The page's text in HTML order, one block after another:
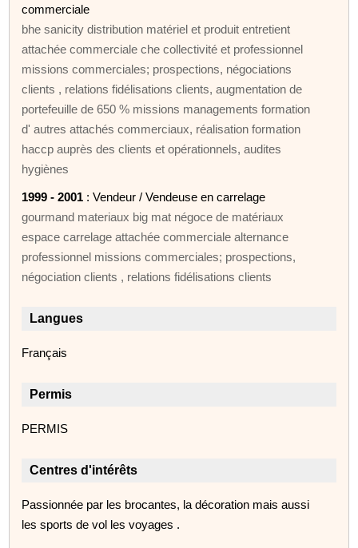
commerciale
bhe sanicity distribution matériel et produit entretient
attachée commerciale che collectivité et professionnel
missions commerciales; prospections, négociations
clients , relations fidélisations clients, augmentation de
portefeuille de 650 % missions managements formation
d' autres attachés commerciaux, réalisation formation
haccp auprès des clients et opérationnels, audites
hygiènes
1999 - 2001 : Vendeur / Vendeuse en carrelage
gourmand materiaux big mat négoce de matériaux
espace carrelage attachée commerciale alternance
professionnel missions commerciales; prospections,
négociation clients , relations fidélisations clients
Langues
Français
Permis
PERMIS
Centres d'intérêts
Passionnée par les brocantes, la décoration mais aussi
les sports de vol les voyages .